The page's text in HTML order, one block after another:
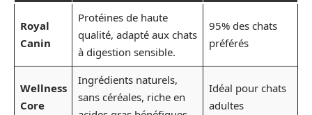
Royal
Canin
Protéines de haute
qualité, adapté aux chats
à digestion sensible.
95% des chats
préférés
Wellness
Core
Ingrédients naturels,
sans céréales, riche en
Idéal pour chats
adultes